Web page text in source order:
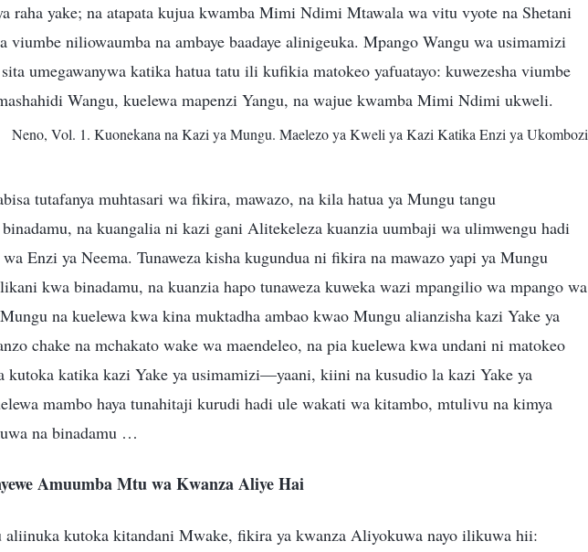
raha yake; na atapata kujua kwamba Mimi Ndimi Mtawala wa vitu vyote na Shetani
viumbe niliowaumba na ambaye baadaye alinigeuka. Mpango Wangu wa usimamizi
umegawanywa katika hatua tatu ili kufikia matokeo yafuatayo: kuwezesha viumbe
Wangu, kuelewa mapenzi Yangu, na wajue kwamba Mimi Ndimi ukweli.
Neno, Vol. 1. Kuonekana na Kazi ya Mungu. Maelezo ya Kweli ya Kazi Katika Enzi ya Ukombozi
tutafanya muhtasari wa fikira, mawazo, na kila hatua ya Mungu tangu
na kuangalia ni kazi gani Alitekeleza kuanzia uumbaji wa ulimwengu hadi
Enzi ya Neema. Tunaweza kisha kugundua ni fikira na mawazo yapi ya Mungu
kwa binadamu, na kuanzia hapo tunaweza kuweka wazi mpangilio wa mpango wa
na kuelewa kwa kina muktadha ambao kwao Mungu alianzisha kazi Yake ya
chake na mchakato wake wa maendeleo, na pia kuelewa kwa undani ni matokeo
kutoka katika kazi Yake ya usimamizi—yaani, kiini na kusudio la kazi Yake ya
mambo haya tunahitaji kurudi hadi ule wakati wa kitambo, mtulivu na kimya
na binadamu …
Amuumba Mtu wa Kwanza Aliye Hai
aliinuka kutoka kitandani Mwake, fikira ya kwanza Aliyokuwa nayo ilikuwa hii: